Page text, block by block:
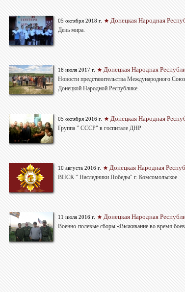
05 октября 2018 г. Донецкая Народная
День мира.
18 июля 2017 г. Донецкая Народная
Новости представительства Международного
Донецкой Народной Республике.
05 октября 2016 г. Донецкая Народная
Группа " СССР" в госпитале ДНР
10 августа 2016 г. Донецкая Народная
ВПСК " Наследники Победы" г. Комсомольское
11 июля 2016 г. Донецкая Народная
Военно-полевые сборы «Выживание во время